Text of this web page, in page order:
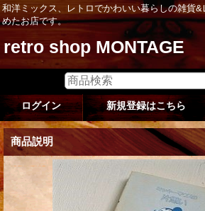
和洋ミックス、レトロでかわいい暮らしの雑貨&
めたお店です。
retro shop MONTAGE
ログイン 新規登録はこちら
商品説明